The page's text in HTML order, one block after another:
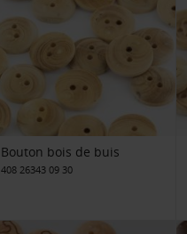
Bouton bois de buis
408 26343 09 30